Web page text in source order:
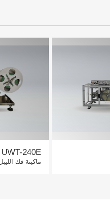
UWT-240E
ماكينة فك